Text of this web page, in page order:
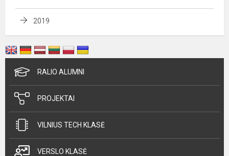
2019
RALIO ALUMNI
PROJEKTAI
VILNIUS TECH KLASĖ
VERSLO KLASĖ